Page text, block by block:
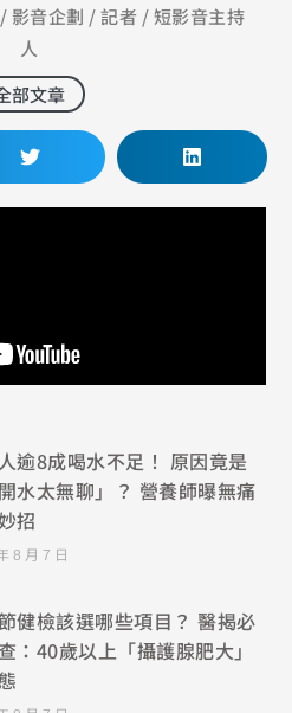
影音企劃 / 記者 / 短影音主持
人
部文章
逾8成喝水不足！ 原因竟是
開水太無聊」？ 營養師曝無痛
招
8 月 7 日
健檢該選哪些項目？ 醫揭必
：40歲以上「攝護腺肥大」